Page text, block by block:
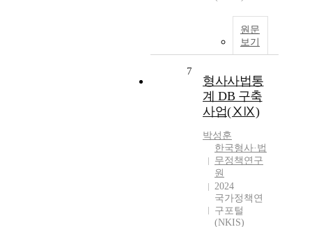
원문
보기
7
형사사법통
계 DB 구축
사업(ⅩⅨ)
박성훈
한국형사·법
무정책연구
원
2024
국가정책연
구포털
(NKIS)